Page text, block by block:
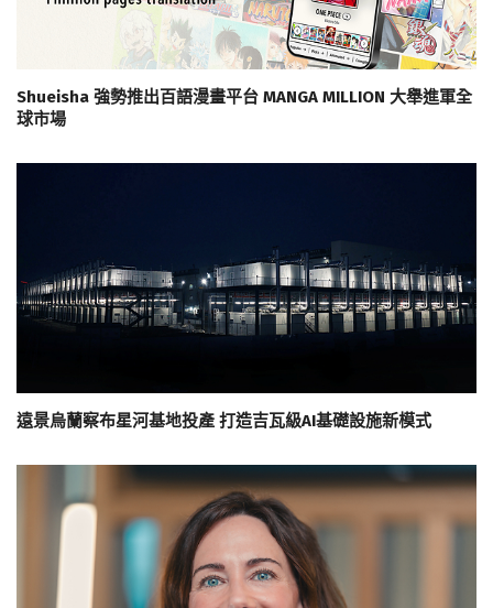
Shueisha 強勢推出百語漫畫平台 MANGA MILLION 大舉進軍全
球市場
遠景烏蘭察布星河基地投產 打造吉瓦級AI基礎設施新模式